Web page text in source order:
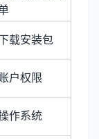
载安装包
户权限
作系统